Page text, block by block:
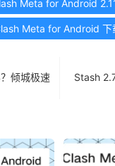
Meta for Android
Meta for Android 下
倾城极速
Stash